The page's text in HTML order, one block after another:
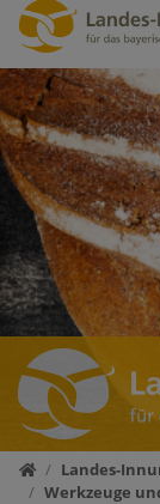
Direkt zur
Direkt zum
Startseite
Landes-
Werkzeuge